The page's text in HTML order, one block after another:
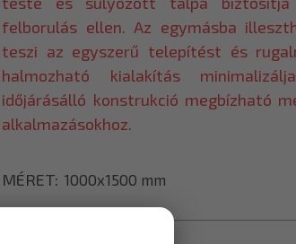
felborulás ellen. Az egymásba
teszi az egyszerű telepítést és
halmozható kialakítás
időjárásálló konstrukció megbízható
alkalmazásokhoz.
MÉRET 1000x1500 mm